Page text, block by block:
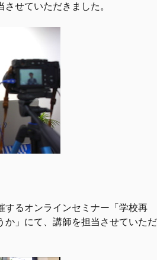
せていただきました。
るオンラインセミナー「学校再
か」にて、講師を担当させていただ